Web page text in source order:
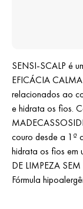
SENSI-SCALP é
EFICÁCIA
relacionados ao
e hidrata os fios.
couro desde a 1ª
hidrata os fios em
DE LIMPEZA
Fórmula